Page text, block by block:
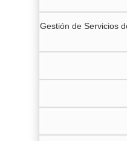
Gestión de Servicios